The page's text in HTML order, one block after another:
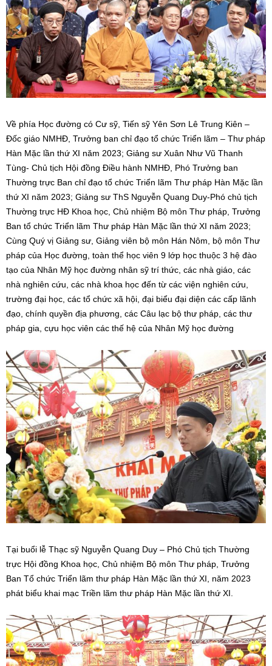
Về phía Học đường có Cư sỹ, Tiến sỹ Yên Sơn Lê Trung Kiên –
Đốc giáo NMHĐ, Trưởng ban chỉ đạo tổ chức Triển lãm – Thư pháp
Hàn Mặc lần thứ XI năm 2023; Giảng sư Xuân Như Vũ Thanh
Tùng- Chủ tịch Hội đồng Điều hành NMHĐ, Phó Trưởng ban
Thường trực Ban chỉ đạo tổ chức Triển lãm Thư pháp Hàn Mặc lần
thứ XI năm 2023; Giảng sư ThS Nguyễn Quang Duy-Phó chủ tịch
Thường trực HĐ Khoa học, Chủ nhiệm Bộ môn Thư pháp, Trưởng
Ban tổ chức Triển lãm Thư pháp Hàn Mặc lần thứ XI năm 2023;
Cùng Quý vị Giảng sư, Giảng viên bộ môn Hán Nôm, bộ môn Thư
pháp của Học đường, toàn thể học viên 9 lớp học thuộc 3 hệ đào
tạo của Nhân Mỹ học đường nhân sỹ trí thức, các nhà giáo, các
nhà nghiên cứu, các nhà khoa học đến từ các viện nghiên cứu,
trường đại học, các tổ chức xã hội, đại biểu đại diện các cấp lãnh
đạo, chính quyền địa phương, các Câu lạc bộ thư pháp, các thư
pháp gia, cựu học viên các thế hệ của Nhân Mỹ học đường
Tại buổi lễ Thạc sỹ Nguyễn Quang Duy – Phó Chủ tịch Thường
trực Hội đồng Khoa học, Chủ nhiệm Bộ môn Thư pháp, Trưởng
Ban Tổ chức Triển lãm thư pháp Hàn Mặc lần thứ XI, năm 2023
phát biểu khai mạc Triền lãm thư pháp Hàn Mặc lần thứ XI.